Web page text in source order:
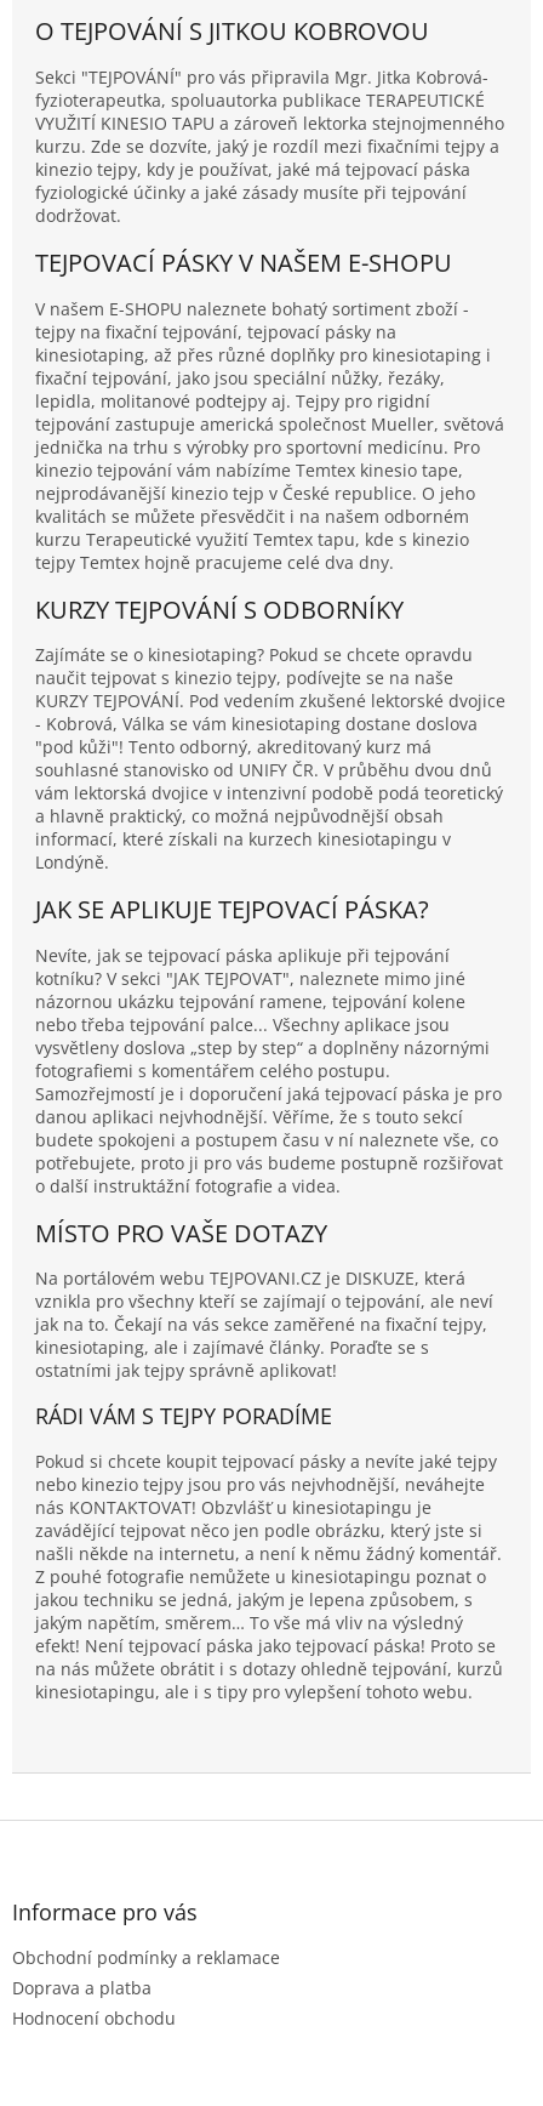
O TEJPOVÁNÍ S JITKOU KOBROVOU
Sekci "TEJPOVÁNÍ" pro vás připravila Mgr. Jitka Kobrová-
fyzioterapeutka, spoluautorka publikace TERAPEUTICKÉ
VYUŽITÍ KINESIO TAPU a zároveň lektorka stejnojmenného
kurzu. Zde se dozvíte, jaký je rozdíl mezi fixačními tejpy a
kinezio tejpy, kdy je používat, jaké má tejpovací páska
fyziologické účinky a jaké zásady musíte při tejpování
dodržovat.
TEJPOVACÍ PÁSKY V NAŠEM E-SHOPU
V našem E-SHOPU naleznete bohatý sortiment zboží -
tejpy na fixační tejpování, tejpovací pásky na
kinesiotaping, až přes různé doplňky pro kinesiotaping i
fixační tejpování, jako jsou speciální nůžky, řezáky,
lepidla, molitanové podtejpy aj. Tejpy pro rigidní
tejpování zastupuje americká společnost Mueller, světová
jednička na trhu s výrobky pro sportovní medicínu. Pro
kinezio tejpování vám nabízíme Temtex kinesio tape,
nejprodávanější kinezio tejp v České republice. O jeho
kvalitách se můžete přesvědčit i na našem odborném
kurzu Terapeutické využití Temtex tapu, kde s kinezio
tejpy Temtex hojně pracujeme celé dva dny.
KURZY TEJPOVÁNÍ S ODBORNÍKY
Zajímáte se o kinesiotaping? Pokud se chcete opravdu
naučit tejpovat s kinezio tejpy, podívejte se na naše
KURZY TEJPOVÁNÍ. Pod vedením zkušené lektorské dvojice
- Kobrová, Válka se vám kinesiotaping dostane doslova
"pod kůži"! Tento odborný, akreditovaný kurz má
souhlasné stanovisko od UNIFY ČR. V průběhu dvou dnů
vám lektorská dvojice v intenzivní podobě podá teoretický
a hlavně praktický, co možná nejpůvodnější obsah
informací, které získali na kurzech kinesiotapingu v
Londýně.
JAK SE APLIKUJE TEJPOVACÍ PÁSKA?
Nevíte, jak se tejpovací páska aplikuje při tejpování
kotníku? V sekci "JAK TEJPOVAT", naleznete mimo jiné
názornou ukázku tejpování ramene, tejpování kolene
nebo třeba tejpování palce... Všechny aplikace jsou
vysvětleny doslova „step by step“ a doplněny názornými
fotografiemi s komentářem celého postupu.
Samozřejmostí je i doporučení jaká tejpovací páska je pro
danou aplikaci nejvhodnější. Věříme, že s touto sekcí
budete spokojeni a postupem času v ní naleznete vše, co
potřebujete, proto ji pro vás budeme postupně rozšiřovat
o další instruktážní fotografie a videa.
MÍSTO PRO VAŠE DOTAZY
Na portálovém webu TEJPOVANI.CZ je DISKUZE, která
vznikla pro všechny kteří se zajímají o tejpování, ale neví
jak na to. Čekají na vás sekce zaměřené na fixační tejpy,
kinesiotaping, ale i zajímavé články. Poraďte se s
ostatními jak tejpy správně aplikovat!
RÁDI VÁM S TEJPY PORADÍME
Pokud si chcete koupit tejpovací pásky a nevíte jaké tejpy
nebo kinezio tejpy jsou pro vás nejvhodnější, neváhejte
nás KONTAKTOVAT! Obzvlášť u kinesiotapingu je
zavádějící tejpovat něco jen podle obrázku, který jste si
našli někde na internetu, a není k němu žádný komentář.
Z pouhé fotografie nemůžete u kinesiotapingu poznat o
jakou techniku se jedná, jakým je lepena způsobem, s
jakým napětím, směrem… To vše má vliv na výsledný
efekt! Není tejpovací páska jako tejpovací páska! Proto se
na nás můžete obrátit i s dotazy ohledně tejpování, kurzů
kinesiotapingu, ale i s tipy pro vylepšení tohoto webu.
Z
Informace pro vás
Obchodní podmínky a reklamace
Doprava a platba
Hodnocení obchodu